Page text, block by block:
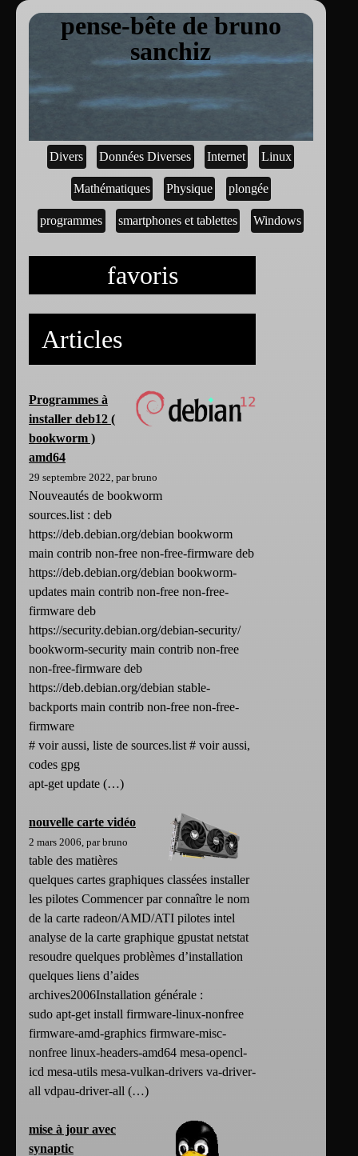
pense-bête de bruno
sanchiz
Divers Données Diverses Internet Linux
Mathématiques Physique plongée
programmes smartphones et tablettes Windows
favoris
Articles
Programmes à
installer deb12 (
bookworm )
amd64
29 septembre 2022, par bruno
Nouveautés de bookworm
sources.list : deb
https://deb.debian.org/debian bookworm
main contrib non-free non-free-firmware deb
https://deb.debian.org/debian bookworm-
updates main contrib non-free non-free-
firmware deb
https://security.debian.org/debian-security/
bookworm-security main contrib non-free
non-free-firmware deb
https://deb.debian.org/debian stable-
backports main contrib non-free non-free-
firmware
# voir aussi, liste de sources.list # voir aussi,
codes gpg
apt-get update (…)
nouvelle carte vidéo
2 mars 2006, par bruno
table des matières
quelques cartes graphiques classées installer
les pilotes Commencer par connaître le nom
de la carte radeon/AMD/ATI pilotes intel
analyse de la carte graphique gpustat netstat
resoudre quelques problèmes d’installation
quelques liens d’aides
archives2006Installation générale :
sudo apt-get install firmware-linux-nonfree
firmware-amd-graphics firmware-misc-
nonfree linux-headers-amd64 mesa-opencl-
icd mesa-utils mesa-vulkan-drivers va-driver-
all vdpau-driver-all (…)
mise à jour avec
synaptic